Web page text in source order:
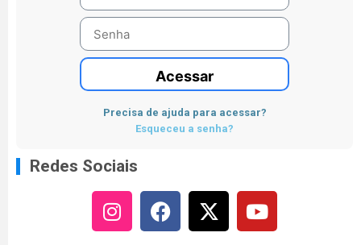
Acessar
Precisa de ajuda para acessar?
Esqueceu a senha?
Redes Sociais